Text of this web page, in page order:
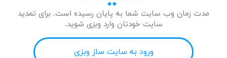
مدت زمان وب سایت شما به پایان رسیده است. برای تمدید
سایت خودتان وارد وبزی شوید.
ورود به سایت ساز وبزی